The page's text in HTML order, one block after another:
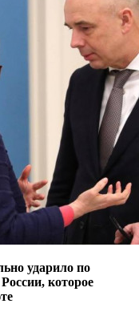
ударило по
которое